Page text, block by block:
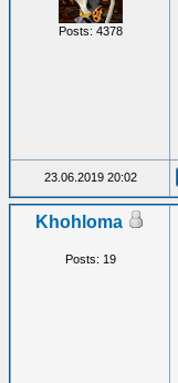
Posts: 4378
23.06.2019 20:02
Khohloma
Posts: 19